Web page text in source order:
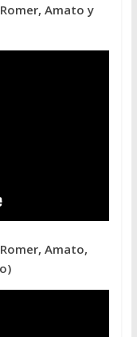
Amato y
Amato,